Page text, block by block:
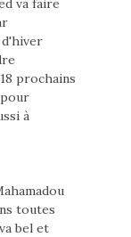
d'hiver
prochains
à
toutes
bel et